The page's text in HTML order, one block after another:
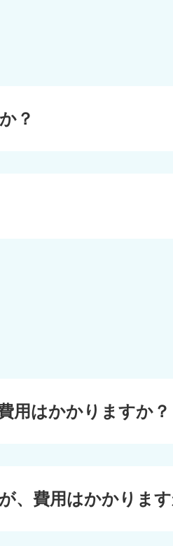
？
用はかかりますか？
、費用はかかりま